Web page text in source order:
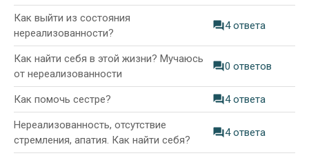
Как выйти из состояния
нереализованности?
4 ответа
Как найти себя в этой жизни? Мучаюсь
от нереализованности
0 ответов
Как помочь сестре? 4 ответа
Нереализованность, отсутствие
стремления, апатия. Как найти себя?
4 ответа